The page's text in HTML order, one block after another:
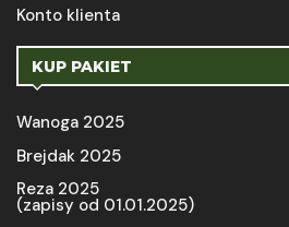
Konto klienta
KUP PAKIET
Wanoga 2025
Brejdak 2025
Reza 2025
(zapisy od 01.01.2025)